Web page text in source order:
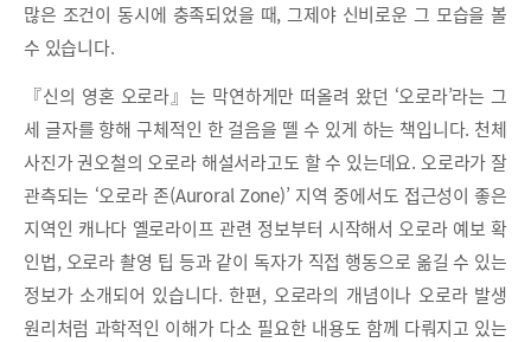
많은 조건이 동시에 충족되었을 때, 그제야 신비로운 그 모습을 볼
수 있습니다.
『신의 영혼 오로라』는 막연하게만 떠올려 왔던 ‘오로라’라는 그
세 글자를 향해 구체적인 한 걸음을 뗄 수 있게 하는 책입니다. 천체
사진가 권오철의 오로라 해설서라고도 할 수 있는데요. 오로라가 잘
관측되는 ‘오로라 존(Auroral Zone)’ 지역 중에서도 접근성이 좋은
지역인 캐나다 옐로라이프 관련 정보부터 시작해서 오로라 예보 확
인법, 오로라 촬영 팁 등과 같이 독자가 직접 행동으로 옮길 수 있는
정보가 소개되어 있습니다. 한편, 오로라의 개념이나 오로라 발생
원리처럼 과학적인 이해가 다소 필요한 내용도 함께 다뤄지고 있는